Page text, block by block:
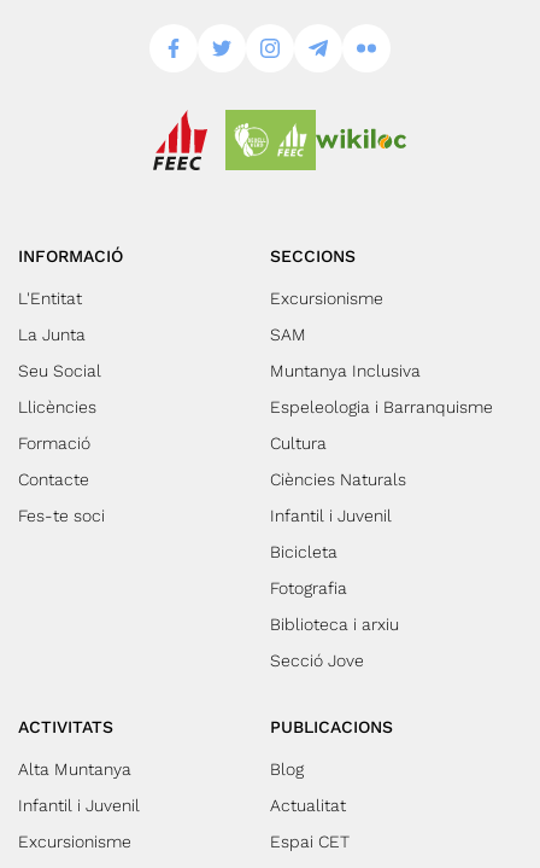
INFORMACIÓ
L'Entitat
La Junta
Seu Social
Llicències
Formació
Contacte
Fes-te soci
SECCIONS
Excursionisme
SAM
Muntanya Inclusiva
Espeleologia i Barranquisme
Cultura
Ciències Naturals
Infantil i Juvenil
Bicicleta
Fotografia
Biblioteca i arxiu
Secció Jove
ACTIVITATS
Alta Muntanya
Infantil i Juvenil
Excursionisme
PUBLICACIONS
Blog
Actualitat
Espai CET